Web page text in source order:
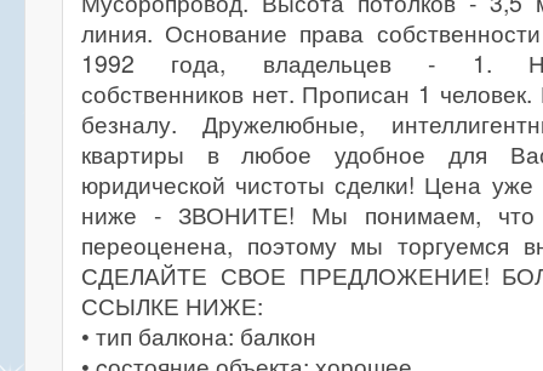
линия. Основание права
1992 года, владельцев - 1.
собственников нет. Прописан 1
безналу. Дружелюбные,
квартиры в любое удобное для
юридической чистоты сделки! Цена
ниже - ЗВОНИТЕ! Мы понимаем, что
переоценена, поэтому мы
СДЕЛАЙТЕ СВОЕ ПРЕДЛОЖЕНИЕ!
ССЫЛКЕ НИЖЕ:
• тип балкона: балкон